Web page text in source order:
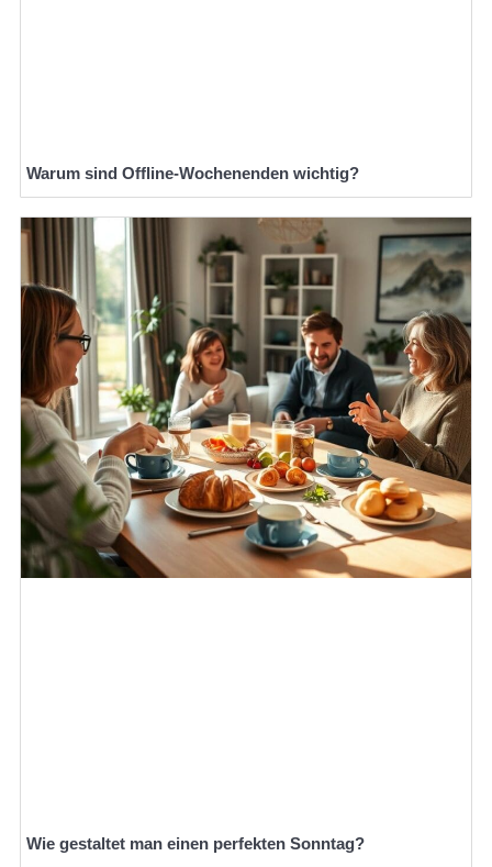
Warum sind Offline-Wochenenden wichtig?
Wie gestaltet man einen perfekten Sonntag?